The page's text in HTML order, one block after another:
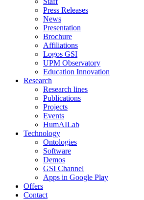
Press Releases
News
Presentation
Brochure
Affiliations
Logos GSI
UPM Observatory
Education Innovation
Research
Research lines
Publications
Projects
Events
HumAILab
Technology
Ontologies
Software
Demos
GSI Channel
Apps in Google Play
Offers
Contact